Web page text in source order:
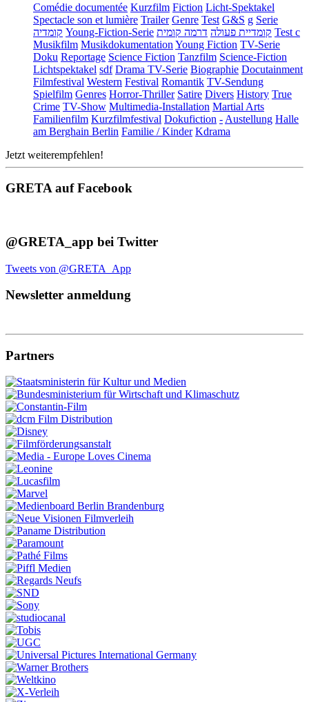
Comédie documentée Kurzfilm Fiction Licht-Spektakel
Spectacle son et lumière Trailer Genre Test G&S g Serie
קומדיה Young-Fiction-Serie קומדיית פעולה דרמה קומית
Test c
Musikfilm Musikdokumentation Young Fiction TV-Serie
Doku Reportage Science Fiction Tanzfilm Science-Fiction
Lichtspektakel sdf Drama TV-Serie Biographie Docutainment
Filmfestival Western Festival Romantik TV-Sendung
Spielfilm Genres Horror-Thriller Satire Divers History True
Crime TV-Show Multimedia-Installation Martial Arts
Familienfilm Kurzfilmfestival Dokufiction - Austellung Halle
am Berghain Berlin Familie / Kinder Kdrama
Jetzt weiterempfehlen!
GRETA auf Facebook
@GRETA_app bei Twitter
Tweets von @GRETA_App
Newsletter anmeldung
Partners